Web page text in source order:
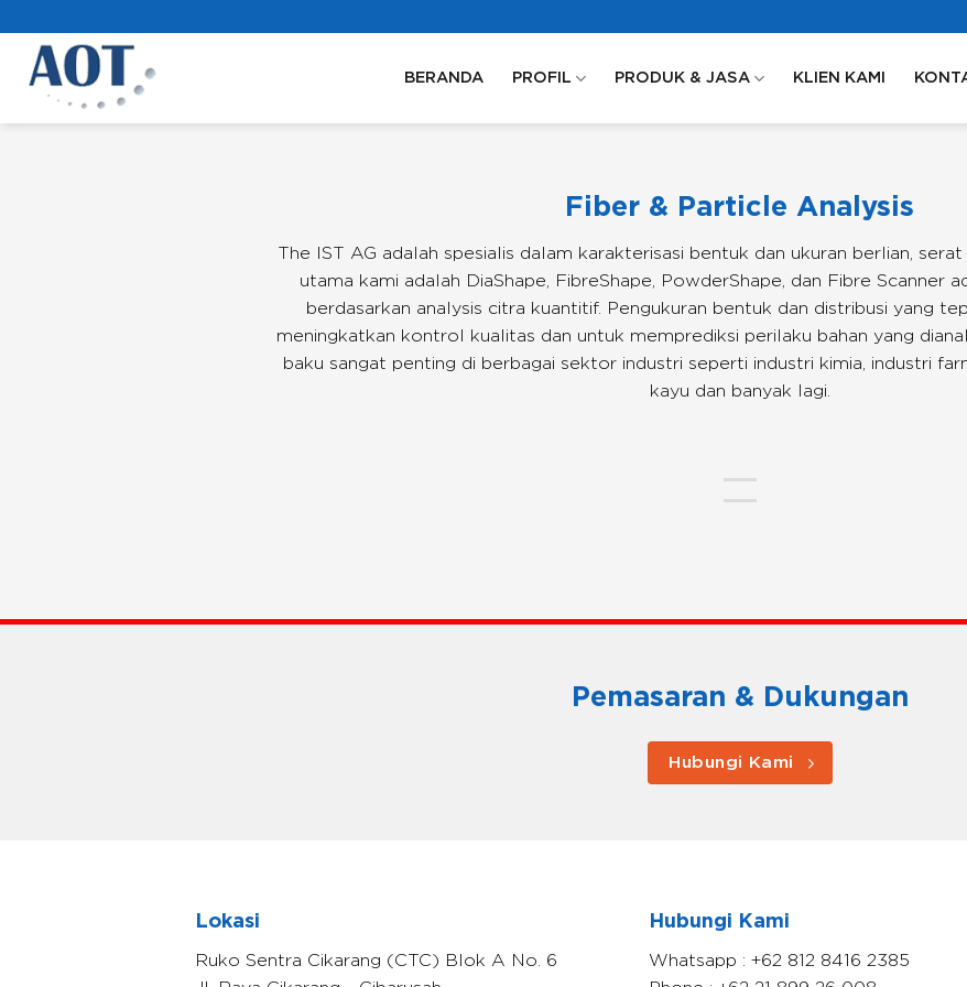
content
BERANDA PROFIL PRODUK & JASA KLIEN KAMI
Fiber & Particle Analysis
The IST AG adalah spesialis dalam karakterisasi bentuk dan ukuran berlian,
utama kami adalah DiaShape, FibreShape, PowderShape, dan Fibre Scanner
berdasarkan analysis citra kuantitif. Pengukuran bentuk dan distribusi yang
meningkatkan kontrol kualitas dan untuk memprediksi perilaku bahan yang
baku sangat penting di berbagai sektor industri seperti industri kimia, industri
kayu dan banyak lagi.
Pemasaran & Dukungan
Hubungi Kami
Lokasi
Ruko Sentra Cikarang (CTC) Blok A No. 6
Hubungi Kami
Whatsapp : +62 812 8416 2385